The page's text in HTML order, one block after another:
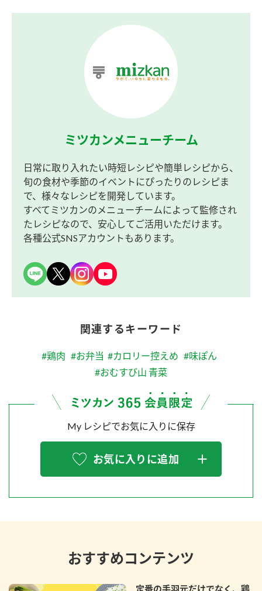
ミツカンメニューチーム
日常に取り入れたい時短レシピや簡単レシピから、
旬の食材や季節のイベントにぴったりのレシピま
で、様々なレシピを開発しています。
すべてミツカンのメニューチームによって監修され
たレシピなので、安心してご活用いただけます。
各種公式SNSアカウントもあります。
関連するキーワード
#鶏肉 #お弁当 #カロリー控えめ #味ぽん
#おむすび山 青菜
My レシピでお気に入りに保存
お気に入りに追加
おすすめコンテンツ
定番の手羽元だけでなく、鶏